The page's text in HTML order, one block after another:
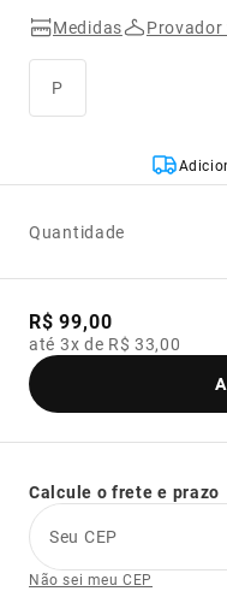
Medidas
P
Quantidade
R$ 99,00
até 3x de R$ 33,00
Calcule o frete e prazo
Seu CEP
Não sei meu CEP